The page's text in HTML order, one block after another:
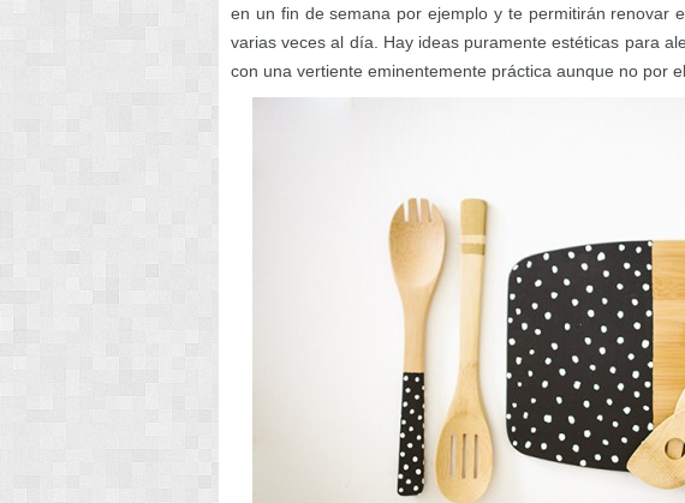
en un fin de semana por ejemplo y te permitirán renovar
varias veces al día. Hay ideas puramente estéticas para
con una vertiente eminentemente práctica aunque no por